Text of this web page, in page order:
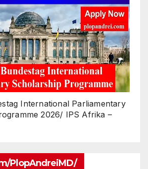
International Parliamentary
2026/ IPS Afrika –
PlopAndreiMD/